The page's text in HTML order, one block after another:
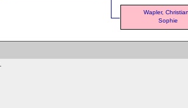
Wapler,
Sophie